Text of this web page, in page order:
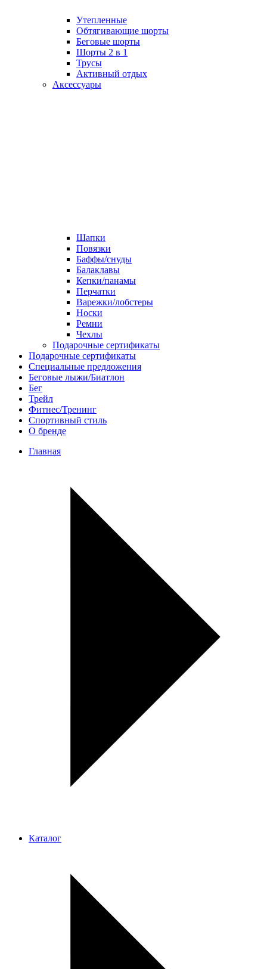
Утепленные
Обтягивающие шорты
Беговые шорты
Шорты 2 в 1
Трусы
Активный отдых
Аксессуары
Шапки
Повязки
Баффы/снуды
Балаклавы
Кепки/панамы
Перчатки
Варежки/лобстеры
Носки
Ремни
Чехлы
Подарочные сертификаты
Подарочные сертификаты
Специальные предложения
Беговые лыжи/Биатлон
Бег
Трейл
Фитнес/Тренинг
Спортивный стиль
О бренде
Главная
Каталог